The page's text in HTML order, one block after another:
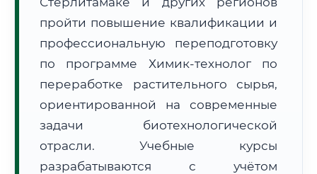
Расчет логистики оригиналов:
• Маршрут транзита:~1 745 км
• Экспресс-доставка СДЭК / Почтой:
📜 Документы и аккредитация ФИС ФРДО
пройти повышение квалификации и
профессиональную переподготовку
по программе Химик-технолог по
переработке растительного сырья,
ориентированной на современные
задачи биотехнологической
отрасли. Учебные курсы
разрабатываются с учётом